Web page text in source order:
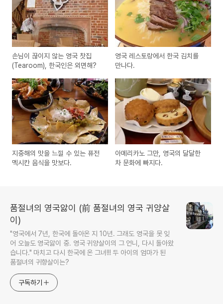
손님이 끊이지 않는 영국 찻집
(Tearoom), 한국인은 외면해?
영국 레스토랑에서 한국 김치를
만나다.
지중해의 맛을 느낄 수 있는 퓨전
멕시칸 음식을 맛보다.
아메리카노 그만, 영국의 달달한
차 문화에 빠지다.
품절녀의 영국앓이 (前 품절녀의 영국 귀양살
이)
"영국에서 7년, 한국에 돌아온 지 10년. 그래도 영국을 못 잊
어 오늘도 영국앓이 중. 영국 귀양살이의 그 언니, 다시 돌아왔
습니다." 마치고 다시 한국에 온 그녀!!! 두 아이의 엄마가 된
품절녀의 귀향살이는?
구독하기